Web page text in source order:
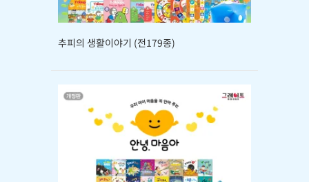
추피의 생활이야기 (전179종)